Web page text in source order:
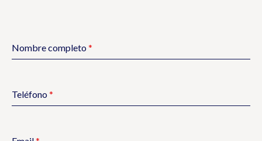
Nombre completo*
Teléfono*